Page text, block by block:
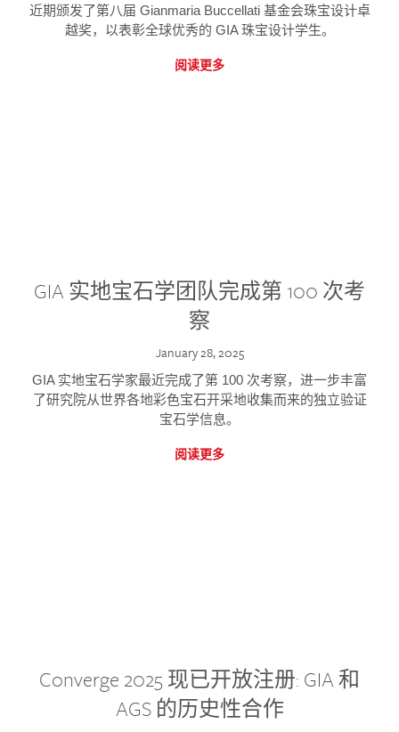
近期颁发了第八届 Gianmaria Buccellati 基金会珠宝设计卓
越奖，以表彰全球优秀的 GIA 珠宝设计学生。
阅读更多
GIA 实地宝石学团队完成第 100 次考
察
January 28, 2025
GIA 实地宝石学家最近完成了第 100 次考察，进一步丰富
了研究院从世界各地彩色宝石开采地收集而来的独立验证
宝石学信息。
阅读更多
Converge 2025 现已开放注册: GIA 和
AGS 的历史性合作